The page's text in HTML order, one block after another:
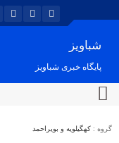
شباویز
پایگاه خبری شباویز
گروه : کهگیلویه و بویراحمد